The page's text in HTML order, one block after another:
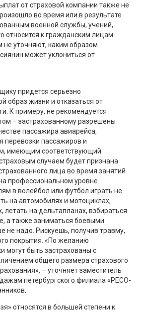
от страховой компании также не
во время или в результате
военной службы, учений,
относится к гражданским лицам.
не уточняют, каким образом
может уклониться от
придется серьезно
образ жизни и отказаться от
К примеру, не рекомендуется
– застрахованному разрешены
пассажира авиарейса,
перевозки пассажиров и
имеющим соответствующий
случаем будет признана
лица во время занятий
профессиональном уровне.
в волейбол или футбол играть не
на автомобилях и мотоциклах,
летать на дельтапланах, взбираться
а также заниматься боевыми
не надо. Рискуешь, получив травму,
покрытия. «По желанию
могут быть застрахованы с
общего размера страхового
– уточняет заместитель
петербургского филиала «РЕСО-
относятся в большей степени к